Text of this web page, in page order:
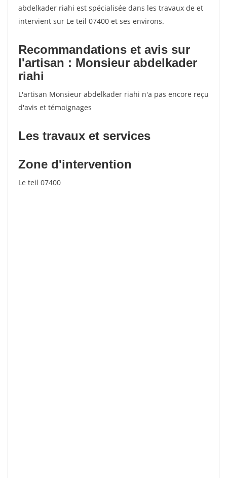
abdelkader riahi est spécialisée dans les travaux de et
intervient sur Le teil 07400 et ses environs.
Recommandations et avis sur
l'artisan : Monsieur abdelkader
riahi
L'artisan Monsieur abdelkader riahi n'a pas encore reçu
d'avis et témoignages
Les travaux et services
Zone d'intervention
Le teil 07400